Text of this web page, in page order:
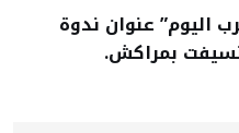
اليوم” عنوان ندوة
بمراكش.